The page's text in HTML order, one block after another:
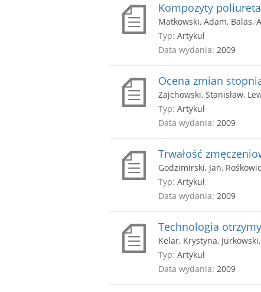
Kompozyty
Matkowski, Adam, Balas,
Typ: Artykuł
Data wydania: 2009
Ocena zmian
Zajchowski, Stanisław,
Typ: Artykuł
Data wydania: 2009
Trwałość
Godzimirski, Jan,
Typ: Artykuł
Data wydania: 2009
Technologia
Kelar, Krystyna,
Typ: Artykuł
Data wydania: 2009